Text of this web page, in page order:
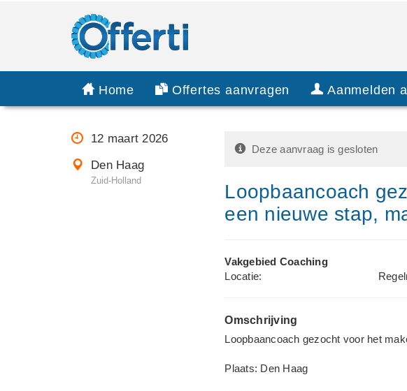
Home Offertes aanvragen Aanmelden
12 maart 2026
Den Haag
Zuid-Holland
Deze aanvraag is gesloten
Loopbaancoach
een nieuwe stap,
Vakgebied Coaching
Locatie:
Omschrijving
Loopbaancoach gezocht voor het
Plaats: Den Haag